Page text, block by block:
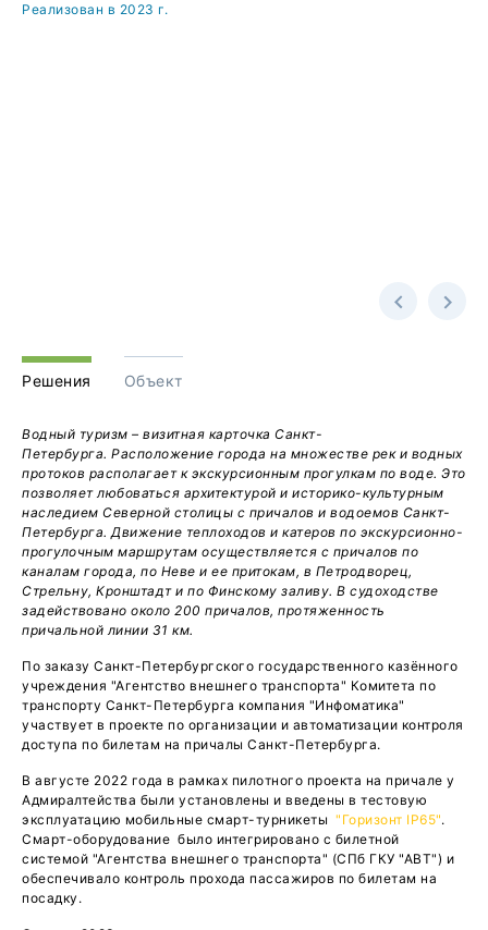
Реализован в 2023 г.
Решения Объект
Водный туризм – визитная карточка Санкт-
Петербурга. Расположение города на множестве рек и водных
протоков располагает к экскурсионным прогулкам по воде. Это
позволяет любоваться архитектурой и историко-культурным
наследием Северной столицы с причалов и водоемов Санкт-
Петербурга.Движение теплоходов и катеров по экскурсионно-
прогулочным маршрутам осуществляется с причалов по
каналам города, по Неве и ее притокам, в Петродворец,
Стрельну, Кронштадт и по Финскому заливу. В судоходстве
задействовано около 200 причалов, протяженность
причальной линии 31 км.
По заказу Санкт-Петербургского государственного казённого
учреждения "Агентство внешнего транспорта" Комитета по
транспорту Санкт-Петербурга компания "Инфоматика"
участвует в проекте по организации и автоматизации контроля
доступа по билетам на причалы Санкт-Петербурга.
В августе 2022 года в рамках пилотного проекта на причале у
Адмиралтейства были установлены и введены в тестовую
эксплуатацию мобильные смарт-турникеты "Горизонт IP65".
Смарт-оборудование было интегрировано с билетной
системой "Агентства внешнего транспорта" (СПб ГКУ "АВТ") и
обеспечивало контроль прохода пассажиров по билетам на
посадку.